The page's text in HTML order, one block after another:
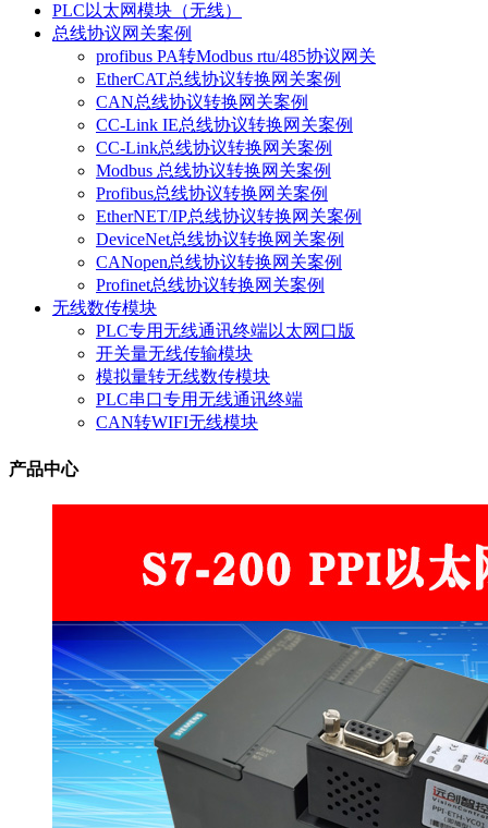
PLC以太网模块（无线）
总线协议网关案例
profibus PA转Modbus rtu/485协议网关
EtherCAT总线协议转换网关案例
CAN总线协议转换网关案例
CC-Link IE总线协议转换网关案例
CC-Link总线协议转换网关案例
Modbus 总线协议转换网关案例
Profibus总线协议转换网关案例
EtherNET/IP总线协议转换网关案例
DeviceNet总线协议转换网关案例
CANopen总线协议转换网关案例
Profinet总线协议转换网关案例
无线数传模块
PLC专用无线通讯终端以太网口版
开关量无线传输模块
模拟量转无线数传模块
PLC串口专用无线通讯终端
CAN转WIFI无线模块
产品中心